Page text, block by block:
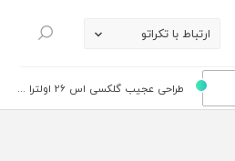
ارتباط با تکراتو
جستجو
طراحی عجیب گلکسی اس 26 اولترا ...